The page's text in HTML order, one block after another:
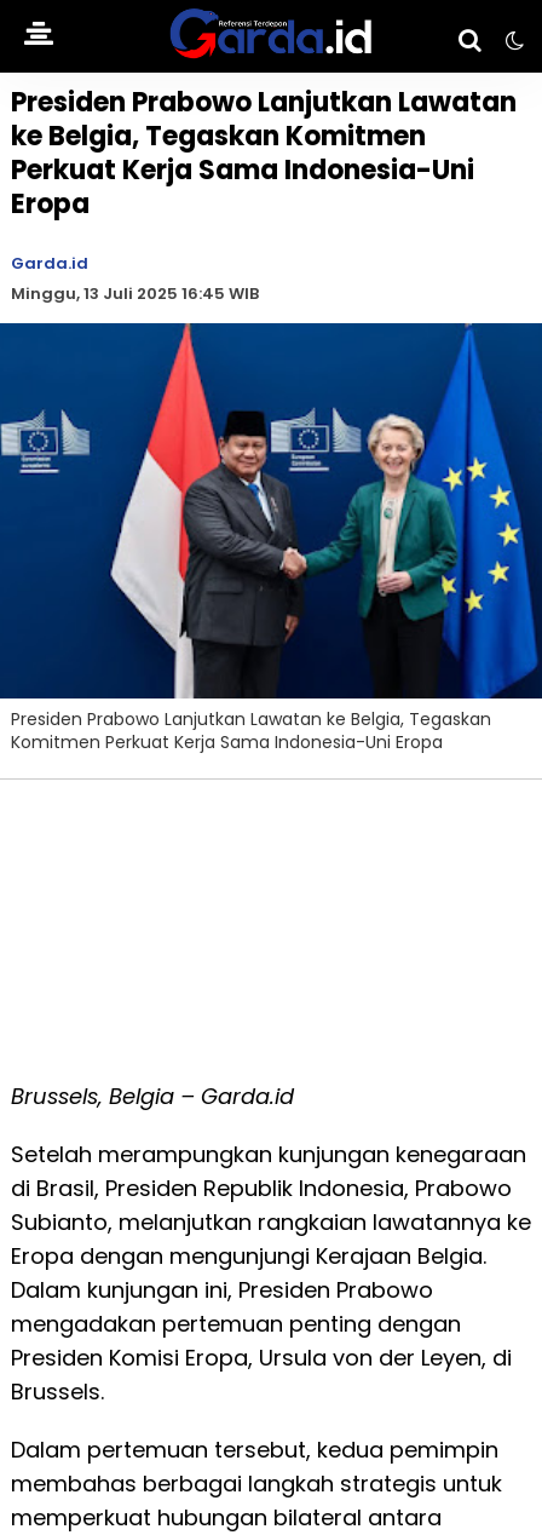
Presiden Prabowo Lanjutkan Lawatan
ke Belgia, Tegaskan Komitmen
Perkuat Kerja Sama Indonesia-Uni
Eropa
Garda.id
Minggu, 13 Juli 2025 16:45 WIB
Presiden Prabowo Lanjutkan Lawatan ke Belgia, Tegaskan
Komitmen Perkuat Kerja Sama Indonesia-Uni Eropa
Brussels, Belgia – Garda.id
Setelah merampungkan kunjungan kenegaraan
di Brasil, Presiden Republik Indonesia, Prabowo
Subianto, melanjutkan rangkaian lawatannya ke
Eropa dengan mengunjungi Kerajaan Belgia.
Dalam kunjungan ini, Presiden Prabowo
mengadakan pertemuan penting dengan
Presiden Komisi Eropa, Ursula von der Leyen, di
Brussels.
Dalam pertemuan tersebut, kedua pemimpin
membahas berbagai langkah strategis untuk
memperkuat hubungan bilateral antara